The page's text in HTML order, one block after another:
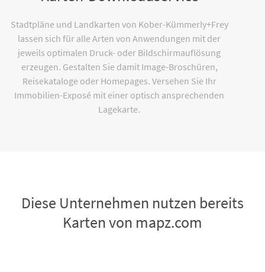
Stadtpläne und Landkarten von Kober-Kümmerly+Frey
lassen sich für alle Arten von Anwendungen mit der
jeweils optimalen Druck- oder Bildschirmauflösung
erzeugen. Gestalten Sie damit Image-Broschüren,
Reisekataloge oder Homepages. Versehen Sie Ihr
Immobilien-Exposé mit einer optisch ansprechenden
Lagekarte.
Diese Unternehmen nutzen bereits
Karten von mapz.com